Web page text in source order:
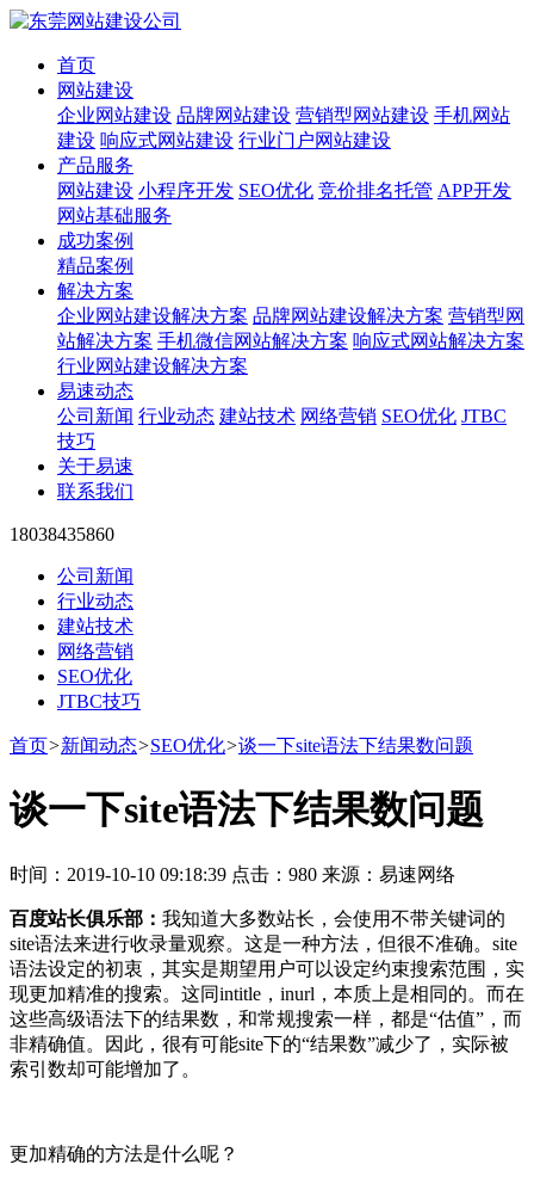
首页
网站建设
企业网站建设 品牌网站建设 营销型网站建设 手机网站
建设 响应式网站建设 行业门户网站建设
产品服务
网站建设 小程序开发 SEO优化 竞价排名托管 APP开发
网站基础服务
成功案例
精品案例
解决方案
企业网站建设解决方案 品牌网站建设解决方案 营销型网
站解决方案 手机微信网站解决方案 响应式网站解决方案
行业网站建设解决方案
易速动态
公司新闻 行业动态 建站技术 网络营销 SEO优化 JTBC
技巧
关于易速
联系我们
18038435860
公司新闻
行业动态
建站技术
网络营销
SEO优化
JTBC技巧
首页>新闻动态>SEO优化>谈一下site语法下结果数问题
谈一下site语法下结果数问题
时间：2019-10-10 09:18:39 点击：980 来源：易速网络
百度站长俱乐部： 我知道大多数站长，会使用不带关键词的
site语法来进行收录量观察。这是一种方法，但很不准确。site
语法设定的初衷，其实是期望用户可以设定约束搜索范围，实
现更加精准的搜索。这同intitle，inurl，本质上是相同的。而在
这些高级语法下的结果数，和常规搜索一样，都是“估值”，而
非精确值。因此，很有可能site下的“结果数”减少了，实际被
索引数却可能增加了。
更加精确的方法是什么呢？